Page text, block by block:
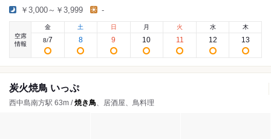
￥3,000～￥3,999 -
空席
情報
金
8/7
土
8
日
9
月
10
火
11
水
12
木
13
炭火焼鳥 いっぷ
西中島南方駅 63m /焼き鳥、居酒屋、鳥料理